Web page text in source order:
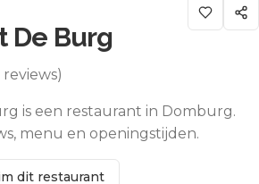
De Burg
reviews)
is een restaurant in Domburg.
menu en openingstijden.
dit restaurant